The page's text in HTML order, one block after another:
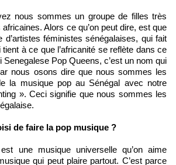
nous sommes un groupe de filles très
Alors ce qu’on peut dire, est que
d’artistes féministes sénégalaises, qui fait
à ce que l’africanité se reflète dans ce
Senegalese Pop Queens, c’est un nom qui
nous osons dire que nous sommes les
la musique pop au Sénégal avec notre
». Ceci signifie que nous sommes les
de faire la pop musique ?
une musique universelle qu’on aime
qui peut plaire partout. C’est parce